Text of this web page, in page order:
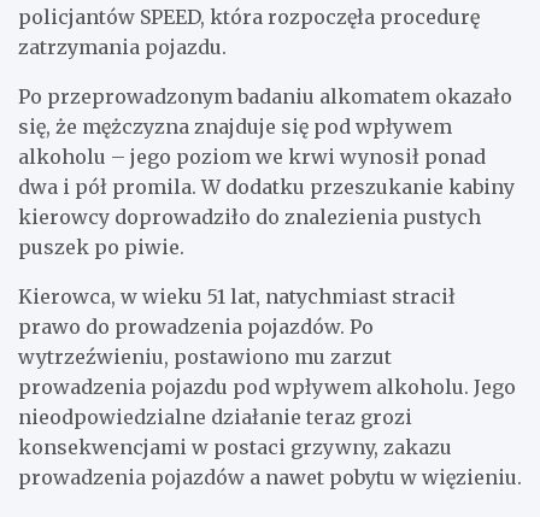
policjantów SPEED, która rozpoczęła procedurę
zatrzymania pojazdu.
Po przeprowadzonym badaniu alkomatem okazało
się, że mężczyzna znajduje się pod wpływem
alkoholu – jego poziom we krwi wynosił ponad
dwa i pół promila. W dodatku przeszukanie kabiny
kierowcy doprowadziło do znalezienia pustych
puszek po piwie.
Kierowca, w wieku 51 lat, natychmiast stracił
prawo do prowadzenia pojazdów. Po
wytrzeźwieniu, postawiono mu zarzut
prowadzenia pojazdu pod wpływem alkoholu. Jego
nieodpowiedzialne działanie teraz grozi
konsekwencjami w postaci grzywny, zakazu
prowadzenia pojazdów a nawet pobytu w więzieniu.